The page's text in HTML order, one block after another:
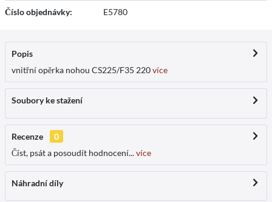
Číslo objednávky: E5780
Popis
vnitřní opěrka nohou CS225/F35 220více
Soubory ke stažení
Recenze
0
Číst, psát a posoudít hodnocení...více
Náhradní díly